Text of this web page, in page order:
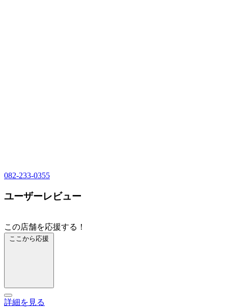
082-233-0355
ユーザーレビュー
この店舗を応援する！
ここから応援
詳細を見る